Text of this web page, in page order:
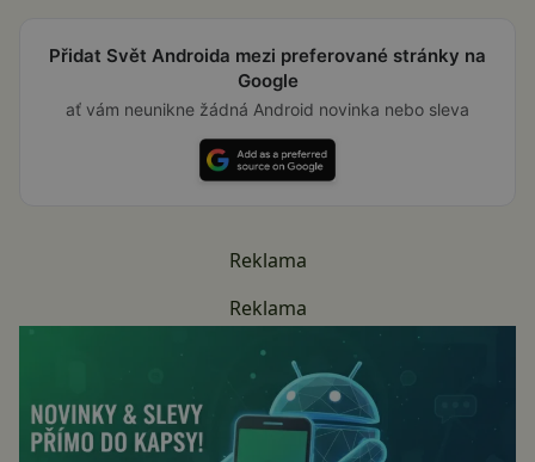
Přidat Svět Androida mezi preferované stránky na
Google
ať vám neunikne žádná Android novinka nebo sleva
Reklama
Reklama